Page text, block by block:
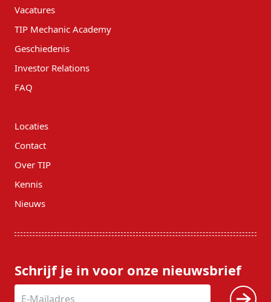
Vacatures
TIP Mechanic Academy
Geschiedenis
Investor Relations
FAQ
Locaties
Contact
Over TIP
Kennis
Nieuws
Schrijf je in voor onze nieuwsbrief